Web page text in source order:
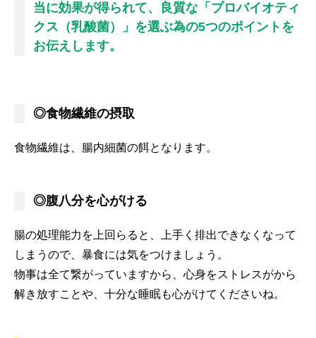
当に効果が得られて、良質な「プロバイオティ
クス（乳酸菌）」を選ぶ為の5つのポイントを
お伝えします。
◎食物繊維の摂取
食物繊維は、腸内細菌の餌となります。
◎腹八分を心がける
腸の処理能力を上回らると、上手く排出できなくなって
しまうので、暴食には気をつけましょう。
物事は全て繋がっていますから、心身をストレスがから
解き放すことや、十分な睡眠も心がけてくださいね。